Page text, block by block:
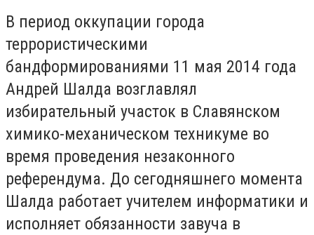
В период оккупации города
террористическими
бандформированиями 11 мая 2014 года
Андрей Шалда возглавлял
избирательный участок в Славянском
химико-механическом техникуме во
время проведения незаконного
референдума. До сегодняшнего момента
Шалда работает учителем информатики и
исполняет обязанности завуча в